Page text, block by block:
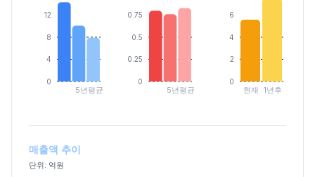
5년평균
0
4
8
12
5년평균
0
0.25
0.5
0.75
현재 1년후
0
2
4
6
매출액 추이
단위: 억원